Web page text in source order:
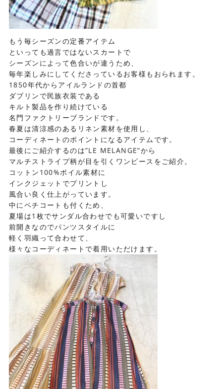
もう毎シーズンの定番アイテム
といっても過言ではないスカートで
シーズンによって色合いが違うため、
毎年楽しみにしてくださっているお客様もおられます。
1850年代からアイルランドの首都
ダブリンで民族衣装である
キルト製品を作り続けている
名門ファクトリーブランドです。
春夏は清涼感のあるリネン素材を使用し、
コーディネートのポイントになるアイテムです。
最後にご紹介するのは”LE MELANGE”から
マルチストライプ柄が目を引くワンピースをご紹介。
コットン100%ボイル素材に
インクジェットでプリントし
風合い良く仕上がっています。
中にペチコートも付くため、
夏場は1枚でサンダル合わせでも可愛いですし
前開きなのでパンツスタイルに
軽く羽織って合わせて、
様々なコーディネートで着用いただけます。